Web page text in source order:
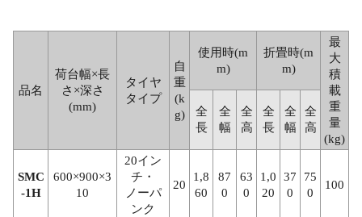
品名
荷台幅×長
さ×深さ
(mm)
タイヤ
タイプ
自
重
(k
g)
使用時(m
m)
折畳時(m
m)
最
大
積
載
重
量
(kg)
全
長
全
幅
全
高
全
長
全
幅
全
高
SMC
-1H
600×900×3
10
20イン
チ・
ノーパ
ンク
20
1,8
60
87
0
63
0
1,0
20
37
0
75
0
100